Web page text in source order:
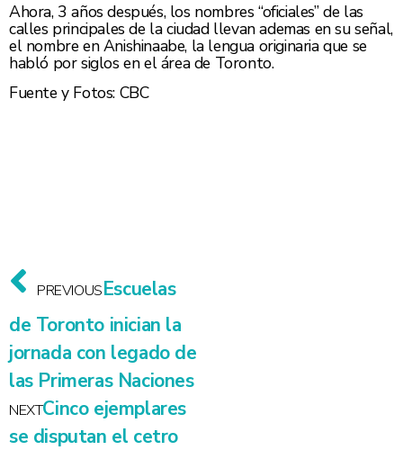
Ahora, 3 años después, los nombres “oficiales” de las
calles principales de la ciudad llevan ademas en su señal,
el nombre en Anishinaabe, la lengua originaria que se
habló por siglos en el área de Toronto.
Fuente y Fotos: CBC
PREVIOUSEscuelas
de Toronto inician la
jornada con legado de
las Primeras Naciones
NEXTCinco ejemplares
se disputan el cetro